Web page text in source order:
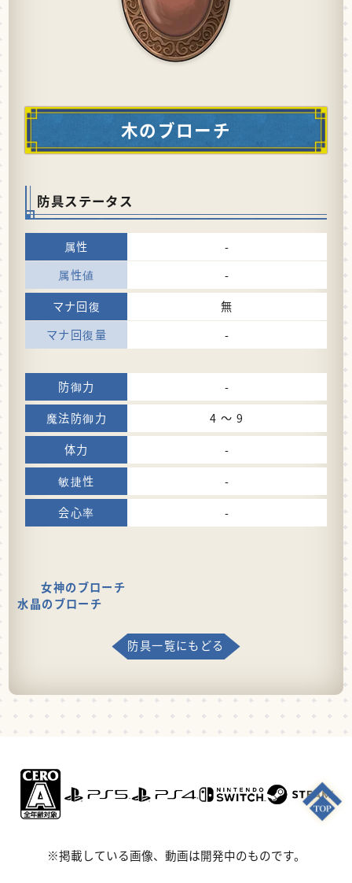
木のブローチ
防具ステータス
-
-
無
-
-
4 〜 9
-
-
-
女神のブローチ
水晶のブローチ
防具一覧にもどる
※掲載している画像、動画は開発中のものです。